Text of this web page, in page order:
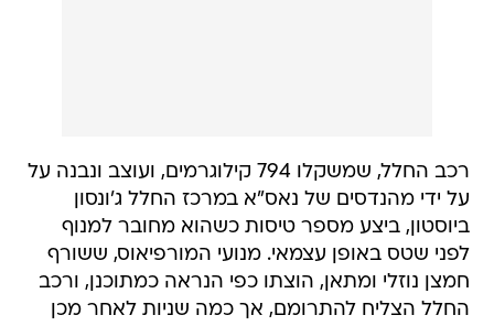
רכב החלל, שמשקלו 794 קילוגרמים, ועוצב ונבנה על
על ידי מהנדסים של נאס"א במרכז החלל ג'ונסון
ביוסטון, ביצע מספר טיסות כשהוא מחובר למנוף
לפני שטס באופן עצמאי. מנועי המורפיאוס, ששורף
חמצן נוזלי ומתאן, הוצתו כפי הנראה כמתוכנן, ורכב
החלל הצליח להתרומם, אך כמה שניות לאחר מכן